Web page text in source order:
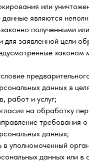
или
данные являются
полученными
для заявленной цели
законом
данных в
работ и услуг;
на обработку
требования
данных;
уполномоченный
данных или в